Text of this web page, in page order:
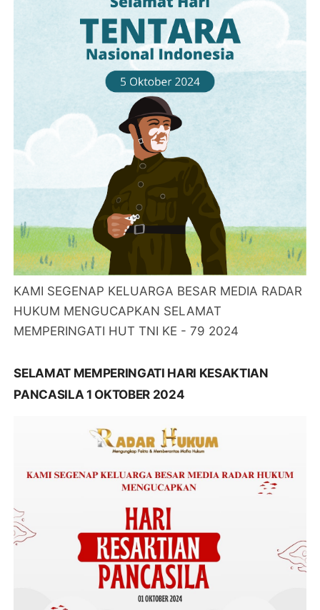
KAMI SEGENAP KELUARGA BESAR MEDIA RADAR
HUKUM MENGUCAPKAN SELAMAT
MEMPERINGATI HUT TNI KE - 79 2024
SELAMAT MEMPERINGATI HARI KESAKTIAN
PANCASILA 1 OKTOBER 2024